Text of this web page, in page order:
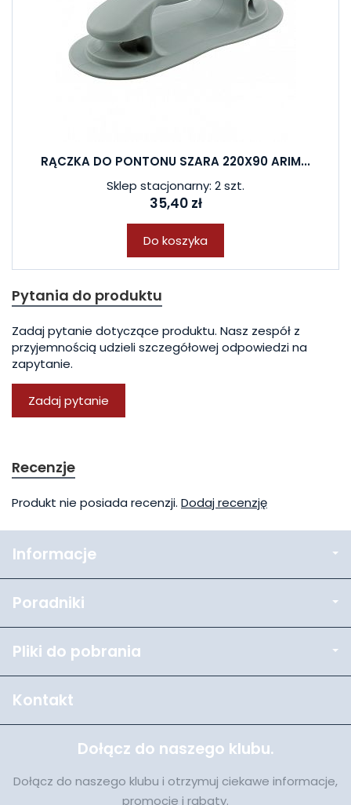
RĄCZKA DO PONTONU SZARA 220X90 ARIM...
Sklep stacjonarny: 2 szt.
35,40 zł
Do koszyka
Pytania do produktu
Zadaj pytanie dotyczące produktu. Nasz zespół z
przyjemnością udzieli szczegółowej odpowiedzi na
zapytanie.
Zadaj pytanie
Recenzje
Produkt nie posiada recenzji. Dodaj recenzję
Informacje
Poradniki
Pliki do pobrania
Kontakt
Dołącz do naszego klubu.
Dołącz do naszego klubu i otrzymuj ciekawe informacje,
promocje i rabaty.